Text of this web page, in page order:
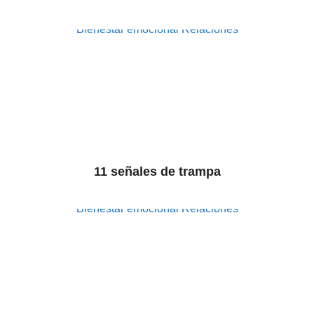
Bienestar emocional Relaciones
11 señales de trampa
Bienestar emocional Relaciones